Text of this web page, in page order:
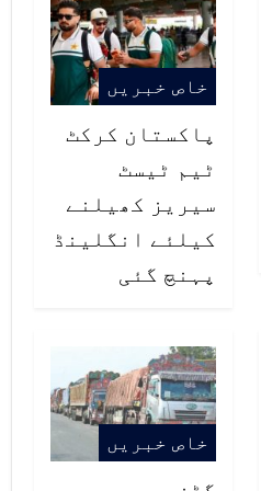
خاص خبریں
پاکستان کرکٹ
ٹیم ٹیسٹ
سیریز کھیلنے
کیلئے انگلینڈ
پہنچ گئی
خاص خبریں